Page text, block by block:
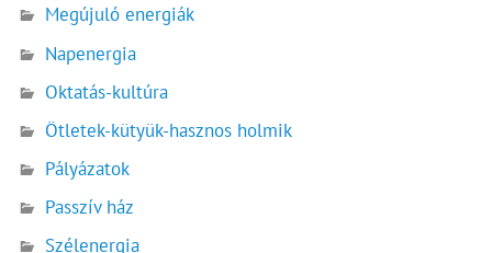
Megújuló energiák
Napenergia
Oktatás-kultúra
Ötletek-kütyük-hasznos holmik
Pályázatok
Passzív ház
Szélenergia